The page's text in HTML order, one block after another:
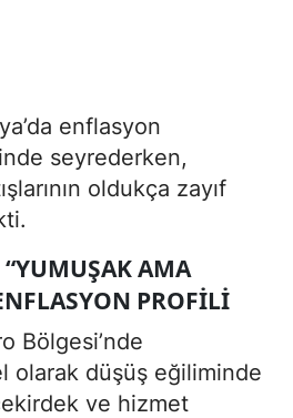
enflasyon
seyrederken,
oldukça zayıf
“YUMUŞAK AMA
PROFILI
Bölgesi’nde
olarak düşüş eğiliminde
ve hizmet